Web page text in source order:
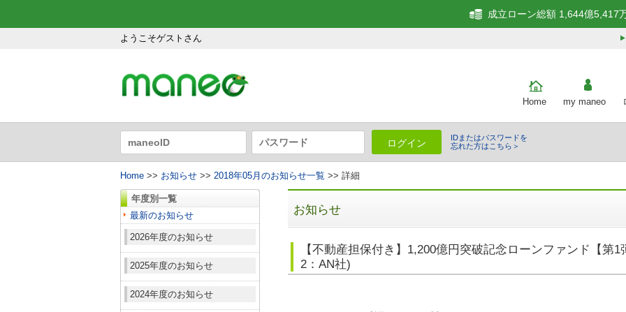
ようこそゲストさん
成立ローン総額 1,644億5,417
Home my maneo
ログイン
IDまたはパスワードを
忘れた方はこちら＞
Home >> お知らせ >> 2018年05月のお知らせ一覧 >> 詳細
年度別一覧
最新のお知らせ
2026年度のお知らせ
2025年度のお知らせ
2024年度のお知らせ
お知らせ
【不動産担保付き】1,200億円突破記念ローンファンド【第
2：AN社)